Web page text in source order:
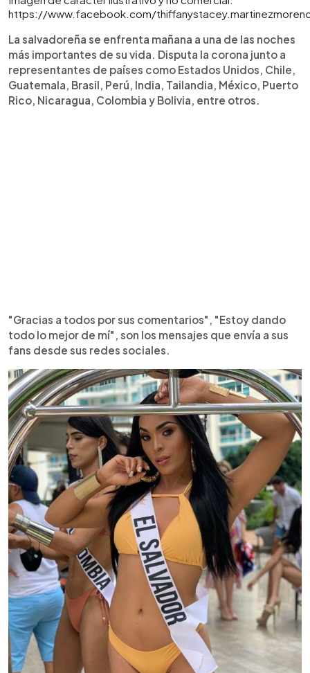
https://www.facebook.com/
La salvadoreña se enfrenta mañana a una de las noches
más importantes de su vida. Disputa la corona junto a
representantes de países como Estados Unidos, Chile,
Guatemala, Brasil, Perú, India, Tailandia, México, Puerto
Rico, Nicaragua, Colombia y Bolivia, entre otros.
"Gracias a todos por sus comentarios", "Estoy dando
todo lo mejor de mí", son los mensajes que envía a sus
fans desde sus redes sociales.